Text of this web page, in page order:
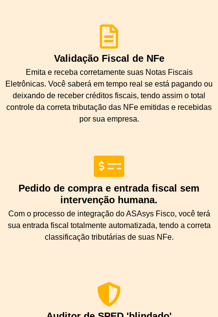
Validação Fiscal de NFe
Emita e receba corretamente suas Notas Fiscais
Eletrônicas. Você saberá em tempo real se está pagando ou
deixando de receber créditos fiscais, tendo assim o total
controle da correta tributação das NFe emitidas e recebidas
por sua empresa.
Pedido de compra e entrada fiscal sem
intervenção humana.
Com o processo de integração do ASAsys Fisco, você terá
sua entrada fiscal totalmente automatizada, tendo a correta
classificação tributárias de suas NFe.